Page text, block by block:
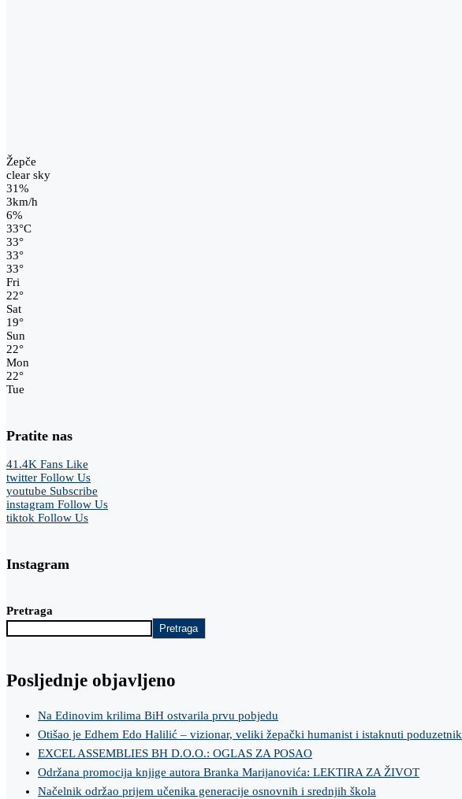
Žepče
clear sky
31%
3km/h
6%
33°C
33°
33°
33°
Fri
22°
Sat
19°
Sun
22°
Mon
22°
Tue
Pratite nas
41.4K Fans Like
twitter Follow Us
youtube Subscribe
instagram Follow Us
tiktok Follow Us
Instagram
Pretraga
Pretraga
Posljednje objavljeno
Na Edinovim krilima BiH ostvarila prvu pobjedu
Otišao je Edhem Edo Halilić – vizionar, veliki žepački humanist i istaknuti poduzetnik
EXCEL ASSEMBLIES BH D.O.O.: OGLAS ZA POSAO
Održana promocija knjige autora Branka Marijanovića: LEKTIRA ZA ŽIVOT
Načelnik održao prijem učenika generacije osnovnih i srednjih škola